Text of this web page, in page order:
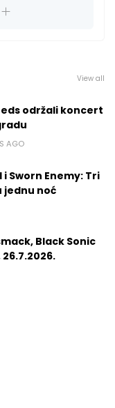
View all
održali koncert
AGO
Sworn Enemy: Tri
jednu noć
Black Sonic